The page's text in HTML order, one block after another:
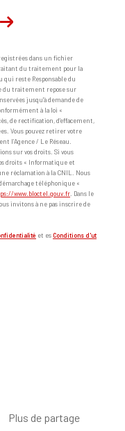
dans un fichier
du traitement pour la
qui reste Responsable du
du traitement repose sur
jusqu'à demande de
à la loi «
de rectification, d’effacement,
Vous pouvez retirer votre
l’Agence / Le Réseau.
sur vos droits. Si vous
droits « Informatique et
réclamation à la CNIL. Nous
téléphonique «
www.bloctel.gouv.fr . Dans le
invitons à ne pas inscrire de
et esConditions d'ut
Plus de partage